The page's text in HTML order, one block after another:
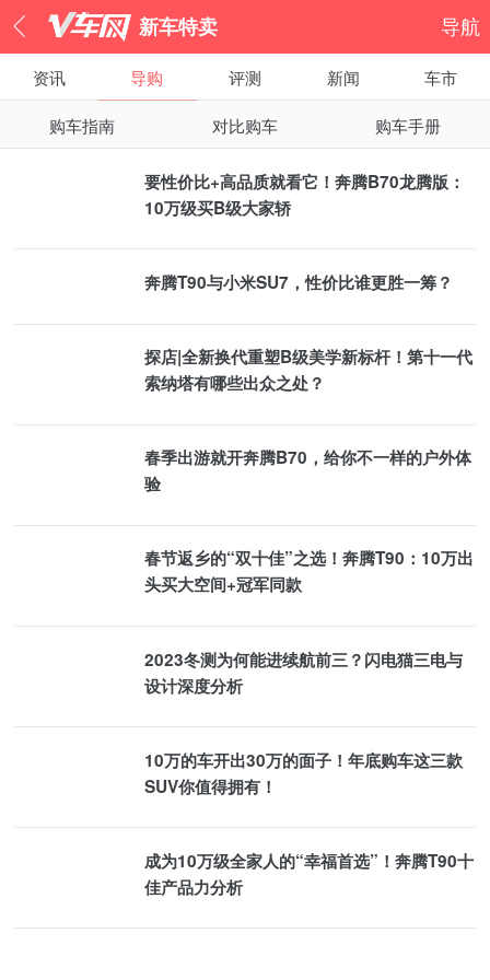
新车特卖 导航
资讯 导购 评测 新闻
车市
购车指南
对比购车 购车手册
要性价比+高品质就看它！奔腾B70龙腾版：
10万级买B级大家轿
奔腾T90与小米SU7，性价比谁更胜一筹？
探店|全新换代重塑B级美学新标杆！第十一代
索纳塔有哪些出众之处？
春季出游就开奔腾B70，给你不一样的户外体
验
春节返乡的“双十佳”之选！奔腾T90：10万出
头买大空间+冠军同款
2023冬测为何能进续航前三？闪电猫三电与
设计深度分析
10万的车开出30万的面子！年底购车这三款
SUV你值得拥有！
成为10万级全家人的“幸福首选”！奔腾T90十
佳产品力分析